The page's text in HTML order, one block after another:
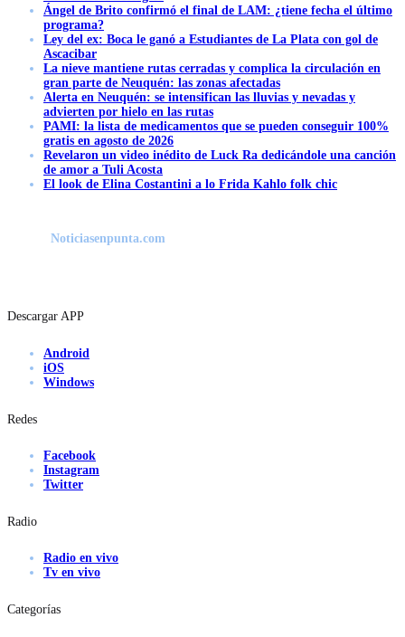
Ángel de Brito confirmó el final de LAM: ¿tiene fecha el último
programa?
Ley del ex: Boca le ganó a Estudiantes de La Plata con gol de
Ascacibar
La nieve mantiene rutas cerradas y complica la circulación en
gran parte de Neuquén: las zonas afectadas
Alerta en Neuquén: se intensifican las lluvias y nevadas y
advierten por hielo en las rutas
PAMI: la lista de medicamentos que se pueden conseguir 100%
gratis en agosto de 2026
Revelaron un video inédito de Luck Ra dedicándole una canción
de amor a Tuli Acosta
El look de Elina Costantini a lo Frida Kahlo folk chic
Noticiasenpunta.com
Descargar APP
Android
iOS
Windows
Redes
Facebook
Instagram
Twitter
Radio
Radio en vivo
Tv en vivo
Categorías